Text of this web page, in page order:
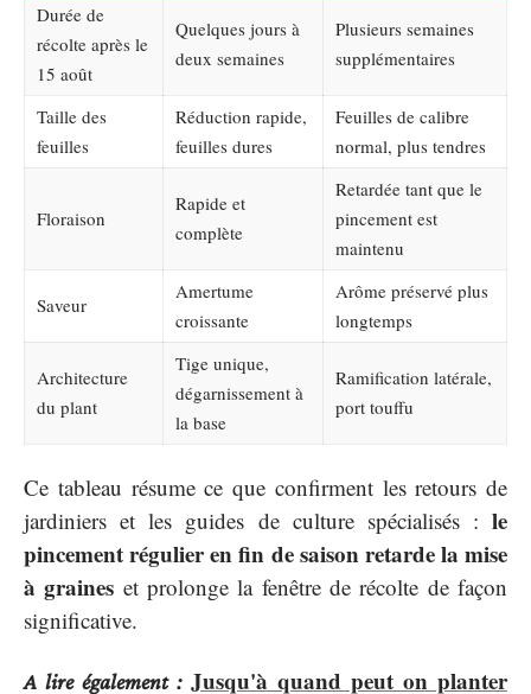
Durée de
récolte après le
15 août
Quelques jours à
deux semaines
Plusieurs semaines
supplémentaires
Taille des
feuilles
Réduction rapide,
feuilles dures
Feuilles de calibre
normal, plus tendres
Floraison
Rapide et
complète
Retardée tant que le
pincement est
maintenu
Saveur
Amertume
croissante
Arôme préservé plus
longtemps
Architecture
du plant
Tige unique,
dégarnissement à
la base
Ramification latérale,
port touffu
Ce tableau résume ce que confirment les retours de
jardiniers et les guides de culture spécialisés : le
pincement régulier en fin de saison retarde la mise
à graines et prolonge la fenêtre de récolte de façon
significative.
A lire également : Jusqu'à quand peut on planter